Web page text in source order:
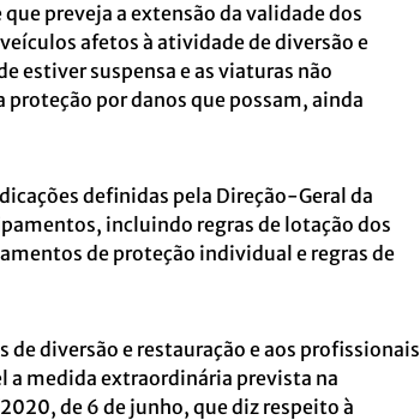
preveja a extensão da validade dos
afetos à atividade de diversão e
estiver suspensa e as viaturas não
por danos que possam, ainda
definidas pela Direção-Geral da
incluindo regras de lotação dos
de proteção individual e regras de
diversão e restauração e aos profissionais
a medida extraordinária prevista na
de 6 de junho, que diz respeito à